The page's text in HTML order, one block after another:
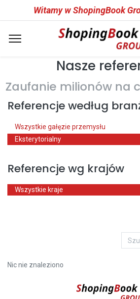
Witamy w ShopingBook
Nasze
Zaufanie milionów na
Referencje według
Wszystkie gałęzie przemysłu
Eksterytorialny
Referencje wg krajów
Wszystkie kraje
Nic nie znaleziono